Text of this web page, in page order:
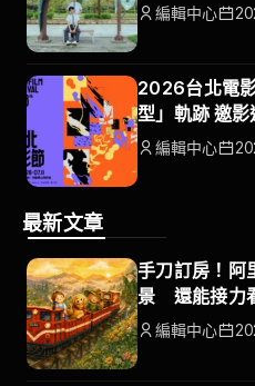
編輯中心
2026台北電
型」軌跡 邀
編輯中心
最新文章
手刀訂房！阿
景 還能接力
編輯中心